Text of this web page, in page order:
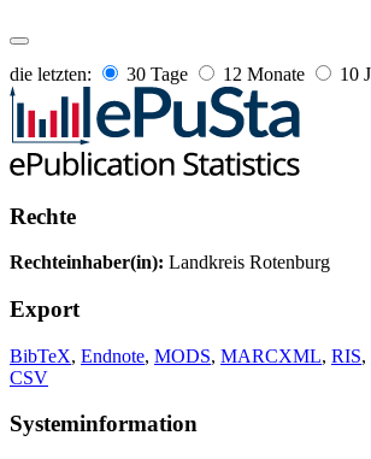
die letzten: 30 Tage 12 Monate 10
Rechte
Rechteinhaber(in): Landkreis Rotenburg
Export
BibTeX, Endnote, MODS, MARCXML, RIS,
CSV
Systeminformation